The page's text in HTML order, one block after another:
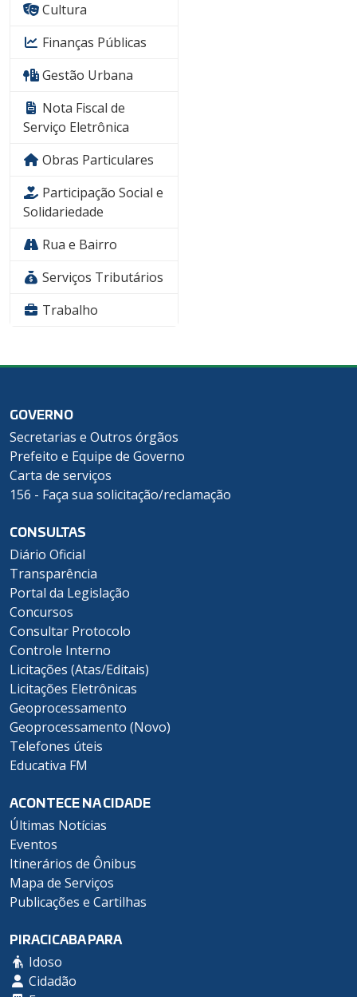
Cultura
Finanças Públicas
Gestão Urbana
Nota Fiscal de
Serviço Eletrônica
Obras Particulares
Participação Social e
Solidariedade
Rua e Bairro
Serviços Tributários
Trabalho
GOVERNO
Secretarias e Outros órgãos
Prefeito e Equipe de Governo
Carta de serviços
156 - Faça sua solicitação/reclamação
CONSULTAS
Diário Oficial
Transparência
Portal da Legislação
Concursos
Consultar Protocolo
Controle Interno
Licitações (Atas/Editais)
Licitações Eletrônicas
Geoprocessamento
Geoprocessamento (Novo)
Telefones úteis
Educativa FM
ACONTECE NA CIDADE
Últimas Notícias
Eventos
Itinerários de Ônibus
Mapa de Serviços
Publicações e Cartilhas
PIRACICABA PARA
Idoso
Cidadão